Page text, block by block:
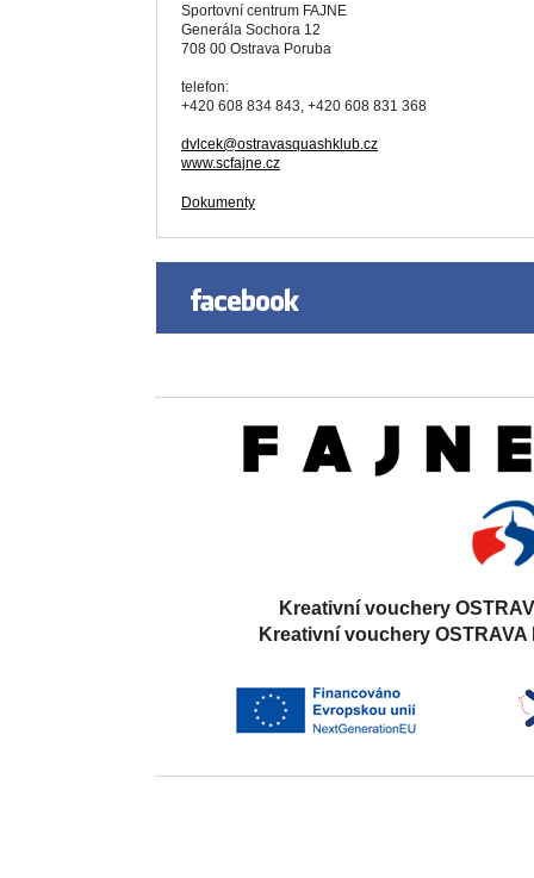
Sportovní centrum FAJNE
Generála Sochora 12
708 00 Ostrava Poruba
telefon:
+420 608 834 843, +420 608 831 368
dvlcek@ostravasquashklub.cz
www.scfajne.cz
Dokumenty
Kreativní vouchery
Kreativní vouchery OSTRAVA